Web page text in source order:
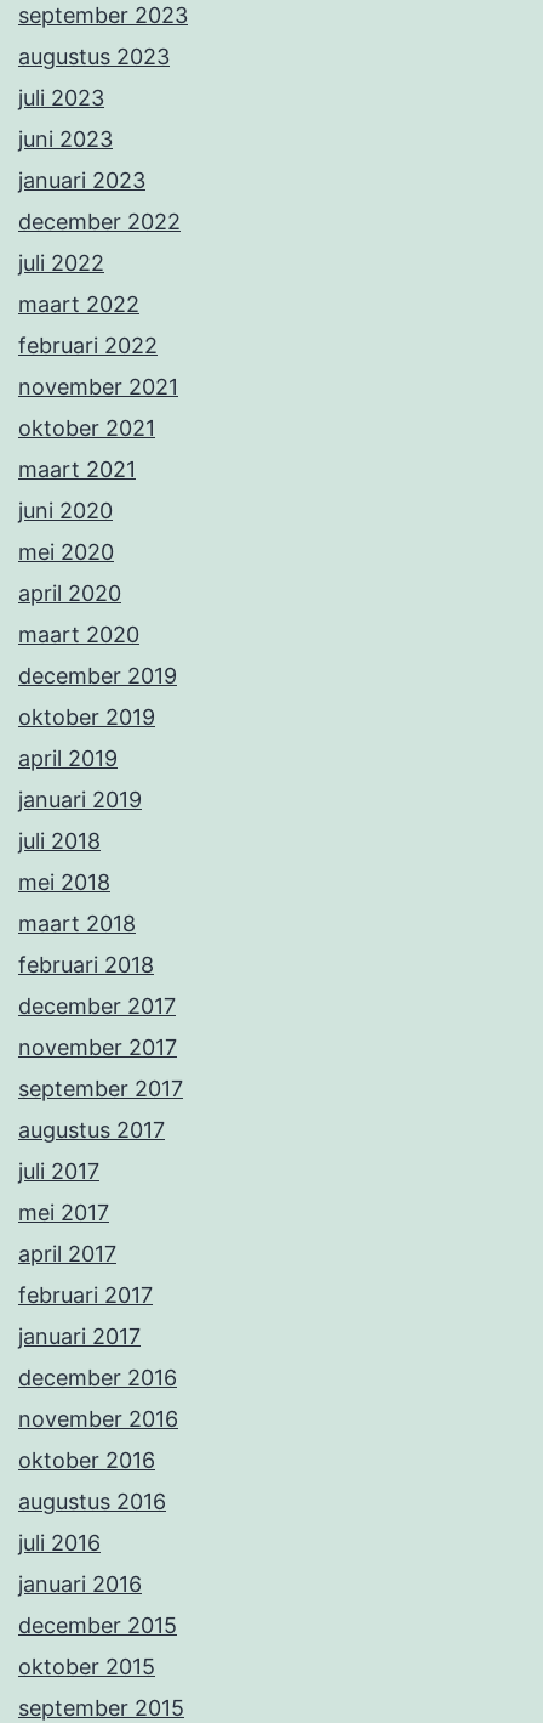
september 2023
augustus 2023
juli 2023
juni 2023
januari 2023
december 2022
juli 2022
maart 2022
februari 2022
november 2021
oktober 2021
maart 2021
juni 2020
mei 2020
april 2020
maart 2020
december 2019
oktober 2019
april 2019
januari 2019
juli 2018
mei 2018
maart 2018
februari 2018
december 2017
november 2017
september 2017
augustus 2017
juli 2017
mei 2017
april 2017
februari 2017
januari 2017
december 2016
november 2016
oktober 2016
augustus 2016
juli 2016
januari 2016
december 2015
oktober 2015
september 2015